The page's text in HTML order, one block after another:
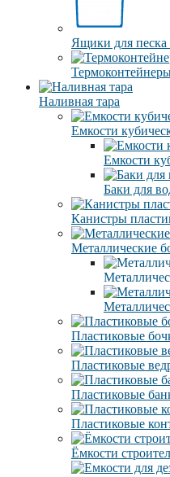
Ящики для песка
Наливная тара
Емкости
Емкости
Баки для
Канистры
Металлические
Пластиковые
Пластиковые
Пластиковые
Пластиковые
Ёмкости